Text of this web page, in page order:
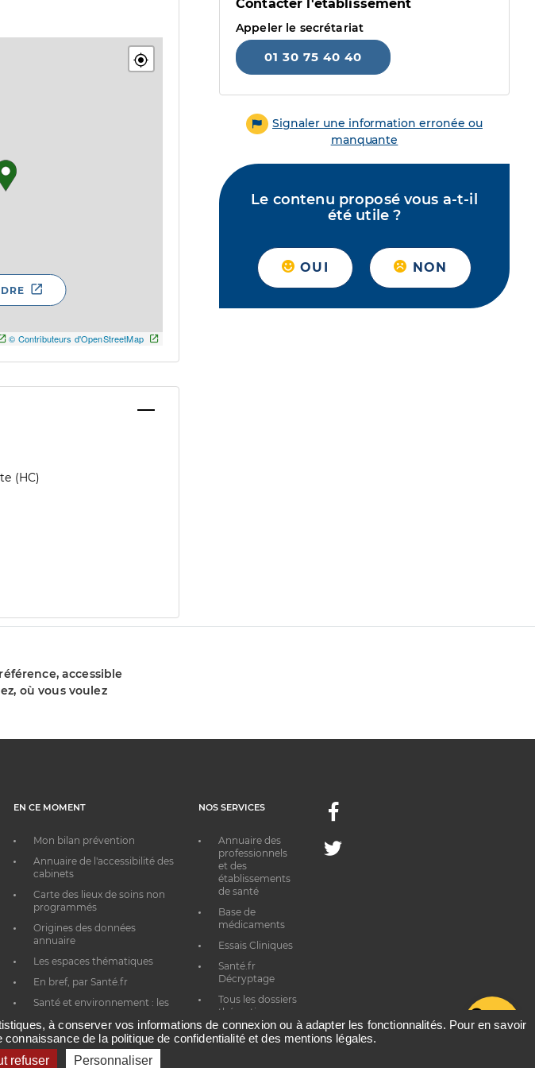
© Contributeurs d'OpenStreetMap
(HC)
Contacter l'établissement
Appeler le secrétariat
01 30 75 40 40
Signaler une information erronée ou
manquante
Le contenu proposé vous a-t-il
été utile ?
OUI NON
accessible
où vous voulez
EN CE MOMENT
Mon bilan prévention
Annuaire de l'accessibilité des
cabinets
Carte des lieux de soins non
programmés
Origines des données
annuaire
Les espaces thématiques
En bref, par Santé.fr
Santé et environnement : les
NOS SERVICES
Annuaire des
professionnels
et des
établissements
de santé
Base de
médicaments
Essais Cliniques
Santé.fr
Décryptage
Tous les dossiers
thématiques
Facebook
Twitter
à conserver vos informations de connexion ou à adapter les fonctionnalités. Pour en savoir
de la politique de confidentialité et des mentions légales.
refuser Personnaliser